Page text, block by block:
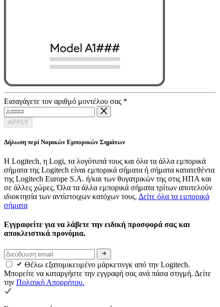
Εισαγάγετε τον αριθμό μοντέλου σας *
APPLY
Δήλωση περί Νομικών Εμπορικών Σημάτων
Η Logitech, η Logi, τα λογότυπά τους και όλα τα άλλα εμπορικά
σήματα της Logitech είναι εμπορικά σήματα ή σήματα κατατεθέντα
της Logitech Europe S.A. ή/και των θυγατρικών της στις ΗΠΑ και
σε άλλες χώρες. Όλα τα άλλα εμπορικά σήματα τρίτων αποτελούν
ιδιοκτησία των αντίστοιχων κατόχων τους. Δείτε όλα τα εμπορικά
σήματα
Εγγραφείτε για να λάβετε την ειδική προσφορά σας και
αποκλειστικά προνόμια.
Θέλω εξατομικευμένο μάρκετινγκ από την Logitech.
Μπορείτε να καταργήστε την εγγραφή σας ανά πάσα στιγμή. Δείτε
την Πολιτική Απορρήτου.